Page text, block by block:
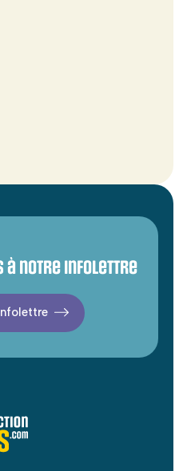
à notre infolettre